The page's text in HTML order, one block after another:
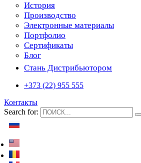
История
Производство
Электронные материалы
Портфолио
Сертификаты
Блог
Стань Дистрибьютором
+373 (22) 955 555
Контакты
Search for: